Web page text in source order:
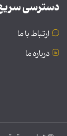
دسترسی
ارتباط با ما
درباره ما